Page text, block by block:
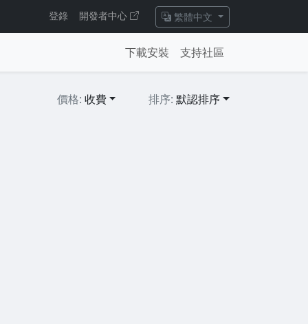
登錄 開發者中心 繁體中文
下載安裝 支持社區
價格: 收費 排序:默認排序